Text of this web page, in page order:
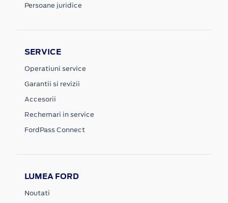
Persoane juridice
SERVICE
Operatiuni service
Garantii si revizii
Accesorii
Rechemari in service
FordPass Connect
LUMEA FORD
Noutati